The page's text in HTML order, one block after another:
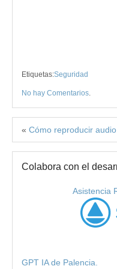
Etiquetas:Seguridad
No hay Comentarios.
« Cómo reproducir audio
Colabora con el
Asistencia
GPT IA de Palencia.